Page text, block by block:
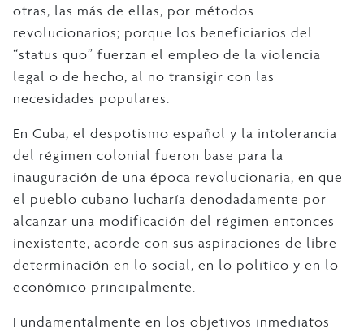
otras, las más de ellas, por métodos
revolucionarios; porque los beneficiarios del
“status quo” fuerzan el empleo de la violencia
legal o de hecho, al no transigir con las
necesidades populares.
En Cuba, el despotismo español y la intolerancia
del régimen colonial fueron base para la
inauguración de una época revolucionaria, en que
el pueblo cubano lucharía denodadamente por
alcanzar una modificación del régimen entonces
inexistente, acorde con sus aspiraciones de libre
determinación en lo social, en lo político y en lo
económico principalmente.
Fundamentalmente en los objetivos inmediatos